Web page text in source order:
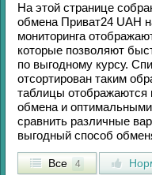
На этой странице
обмена Приват24 UAH
мониторинга
которые позволяют
по выгодному курсу.
отсортирован таким
таблицы
обмена и
сравнить различные
выгодный способ
Все 4